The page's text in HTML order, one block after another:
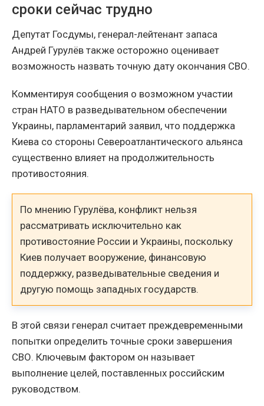
сроки сейчас трудно
Депутат Госдумы, генерал-лейтенант запаса
Андрей Гурулёв также осторожно оценивает
возможность назвать точную дату окончания СВО.
Комментируя сообщения о возможном участии
стран НАТО в разведывательном обеспечении
Украины, парламентарий заявил, что поддержка
Киева со стороны Североатлантического альянса
существенно влияет на продолжительность
противостояния.
По мнению Гурулёва, конфликт нельзя
рассматривать исключительно как
противостояние России и Украины, поскольку
Киев получает вооружение, финансовую
поддержку, разведывательные сведения и
другую помощь западных государств.
В этой связи генерал считает преждевременными
попытки определить точные сроки завершения
СВО. Ключевым фактором он называет
выполнение целей, поставленных российским
руководством.